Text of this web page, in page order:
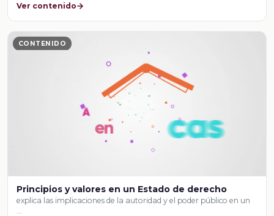
Ver contenido
CONTENIDO
Principios y valores en un Estado de derecho
explica las implicaciones de la autoridad y el poder público en un